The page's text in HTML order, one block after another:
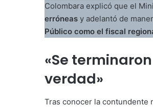
Colombara explicó que el
erróneas y adelantó de
Público como el fiscal
«Se
verdad»
Tras conocer la contundente